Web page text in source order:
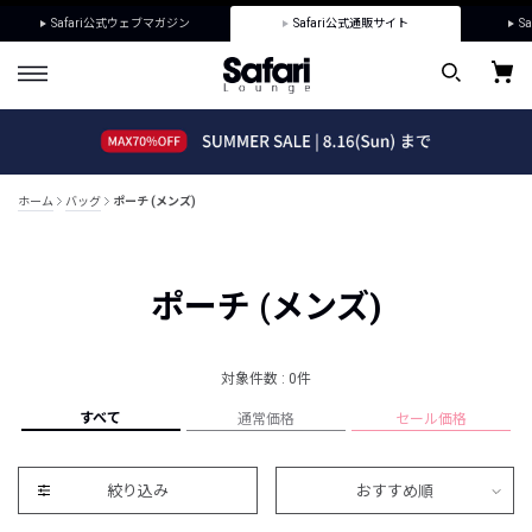
Safari公式ウェブマガジン Safari公式通販サイト
ホーム バッグ ポーチ (メンズ)
ポーチ (メンズ)
対象件数 : 0件
すべて 通常価格 セール価格
絞り込み おすすめ順